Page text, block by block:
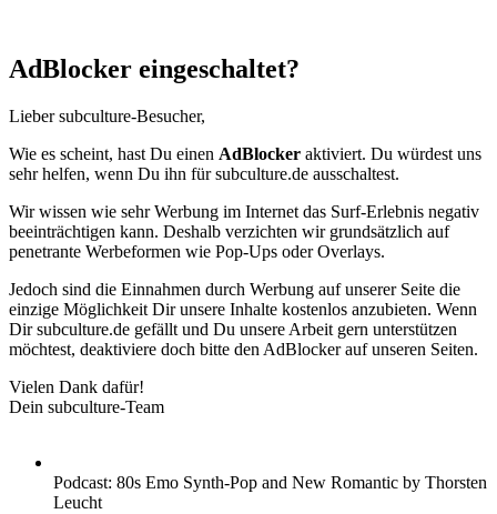
AdBlocker eingeschaltet?
Lieber subculture-Besucher,
Wie es scheint, hast Du einen AdBlocker aktiviert. Du würdest uns
sehr helfen, wenn Du ihn für subculture.de ausschaltest.
Wir wissen wie sehr Werbung im Internet das Surf-Erlebnis negativ
beeinträchtigen kann. Deshalb verzichten wir grundsätzlich auf
penetrante Werbeformen wie Pop-Ups oder Overlays.
Jedoch sind die Einnahmen durch Werbung auf unserer Seite die
einzige Möglichkeit Dir unsere Inhalte kostenlos anzubieten. Wenn
Dir subculture.de gefällt und Du unsere Arbeit gern unterstützen
möchtest, deaktiviere doch bitte den AdBlocker auf unseren Seiten.
Vielen Dank dafür!
Dein subculture-Team
Podcast: 80s Emo Synth-Pop and New Romantic by Thorsten
Leucht